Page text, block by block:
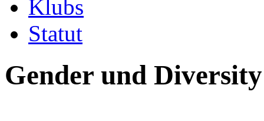
Klubs
Statut
Gender und Diversity